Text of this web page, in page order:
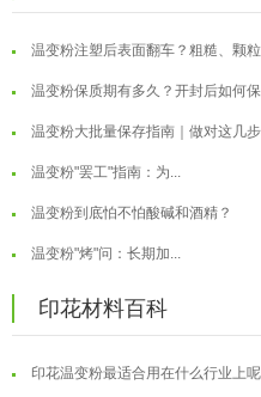
温变粉注塑后表面翻车？粗糙、颗粒
温变粉保质期有多久？开封后如何保
温变粉大批量保存指南｜做对这几步
温变粉"罢工"指南：为...
温变粉到底怕不怕酸碱和酒精？
温变粉"烤"问：长期加...
温变粉可以做防伪标签、温变防伪吗
印花材料百科
印花温变粉最适合用在什么行业上呢